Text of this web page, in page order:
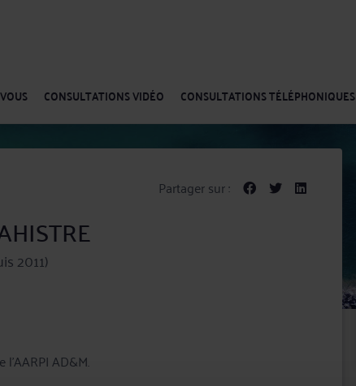
CONSULTATIONS VIDÉO CONSULTATIONS TÉLÉPHONIQUES
Partager sur :
2011)
AD&M.